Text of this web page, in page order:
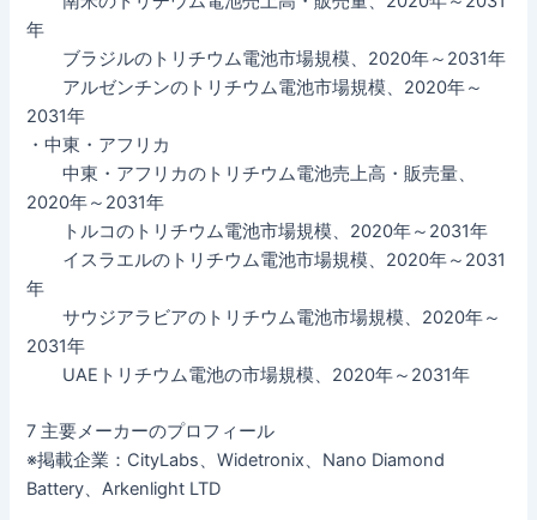
年
ブラジルのトリチウム電池市場規模、2020年～2031年
アルゼンチンのトリチウム電池市場規模、2020年～
2031年
・中東・アフリカ
中東・アフリカのトリチウム電池売上高・販売量、
2020年～2031年
トルコのトリチウム電池市場規模、2020年～2031年
イスラエルのトリチウム電池市場規模、2020年～2031
年
サウジアラビアのトリチウム電池市場規模、2020年～
2031年
UAEトリチウム電池の市場規模、2020年～2031年
7 主要メーカーのプロフィール
※掲載企業：CityLabs、Widetronix、Nano Diamond
Battery、Arkenlight LTD